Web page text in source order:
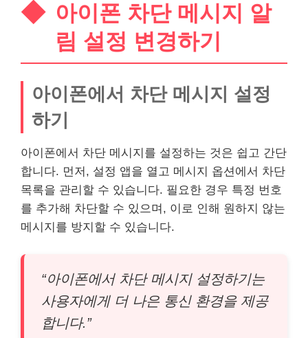
아이폰 차단 메시지 알
림 설정 변경하기
아이폰에서 차단 메시지 설정
하기
아이폰에서 차단 메시지를 설정하는 것은 쉽고 간단
합니다. 먼저, 설정 앱을 열고 메시지 옵션에서 차단
목록을 관리할 수 있습니다. 필요한 경우 특정 번호
를 추가해 차단할 수 있으며, 이로 인해 원하지 않는
메시지를 방지할 수 있습니다.
“아이폰에서 차단 메시지 설정하기는
사용자에게 더 나은 통신 환경을 제공
합니다.”